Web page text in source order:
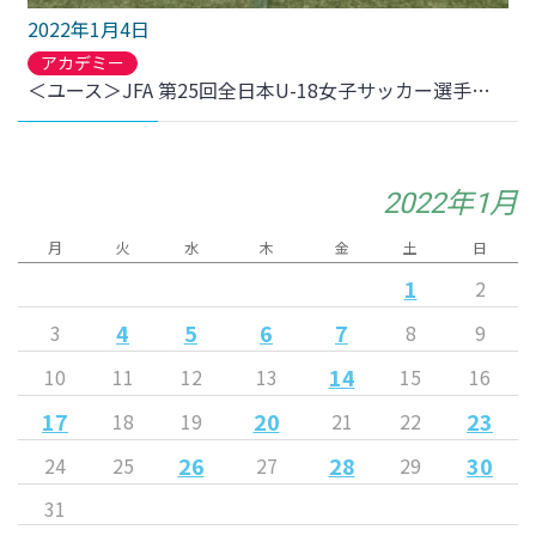
2022年1月4日
アカデミー
＜ユース＞JFA 第25回全日本U-18女子サッカー選手権大会 1回戦 ANCLASノーヴァ戦 結果のお知らせ
2022年1月
月 火 水 木 金 土 日
1
2
3
4 5 6 7 8
9
10
11 12 13 14 15 16
17 18 19 20 21 22 23
24 25 26 27 28 29 30
31